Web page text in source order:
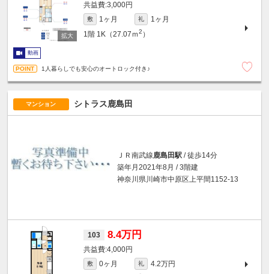
3,000円
敷 1ヶ月 礼
1ヶ月
1階 1K（27.07ｍ2 ）
動画
1人暮らしでも安心のオートロック付き♪
マンション シトラス鹿島田
ＪＲ南武線鹿島田駅 / 徒歩14分
築年月2021年8月 / 3階建
神奈川県川崎市中原区上平間1152-13
103 8.4万円
4,000円
敷 0ヶ月 礼
4.2万円